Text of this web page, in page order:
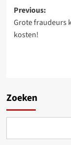
Post
Previous:
Grote fraudeurs
kosten!
Zoeken